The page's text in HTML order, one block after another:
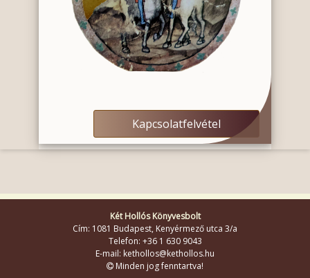
Kapcsolatfelvétel
Két Hollós Könyvesbolt
Cím: 1081 Budapest, Kenyérmező utca 3/a
Telefon: +36 1 630 9043
E-mail: kethollos@kethollos.hu
Minden jog fenntartva!